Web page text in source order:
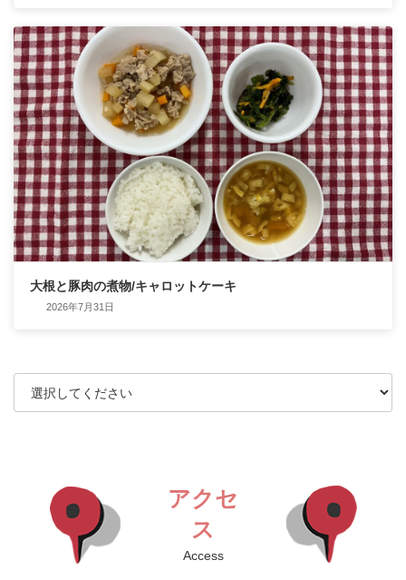
大根と豚肉の煮物/キャロットケーキ
2026年7月31日
アクセ
ス
Access